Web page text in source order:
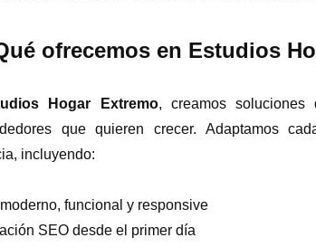
ofrecemos en Estudios
Hogar Extremo, creamos soluciones
que quieren crecer. Adaptamos
incluyendo:
funcional y responsive
SEO desde el primer día